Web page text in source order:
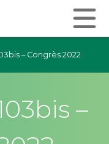
– Congrès 2022
–